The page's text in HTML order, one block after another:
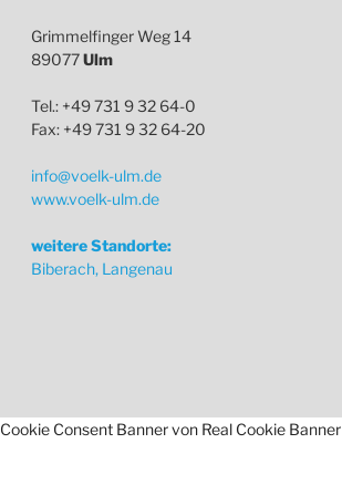
Grimmelfinger Weg 14
89077Ulm
Tel.: +49 731 9 32 64-0
Fax: +49 731 9 32 64-20
info@voelk-ulm.de
www.voelk-ulm.de
weitere Standorte:
Biberach, Langenau
Cookie Consent Banner von Real Cookie Banner